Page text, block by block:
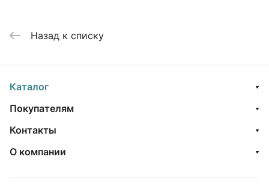
Назад к списку
Каталог
Покупателям
Контакты
О компании